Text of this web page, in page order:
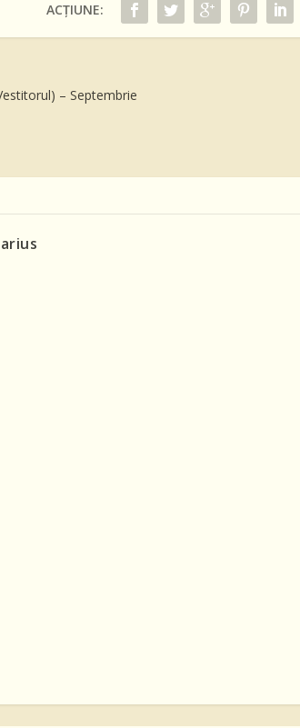
ACȚIUNE:
– Septembrie